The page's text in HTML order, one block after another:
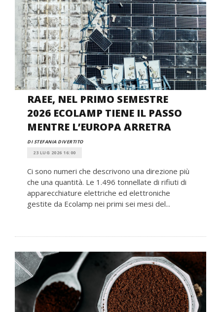
RAEE, NEL PRIMO SEMESTRE
2026 ECOLAMP TIENE IL PASSO
MENTRE L’EUROPA ARRETRA
DI STEFANIA DIVERTITO
23 LUG 2026 16:00
Ci sono numeri che descrivono una direzione più
che una quantità. Le 1.496 tonnellate di rifiuti di
apparecchiature elettriche ed elettroniche
gestite da Ecolamp nei primi sei mesi del...